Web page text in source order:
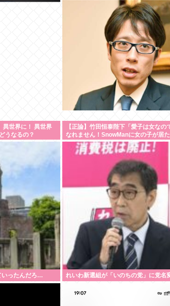
異世界に！ 異世界
うなるの？
【正論】竹田恒泰陛下「愛子は女なの
なれません！SnowManに女の子が居
SnowManじゃないでしょ？」
いったんだろ… れいわ新選組が「いのちの党」に党名